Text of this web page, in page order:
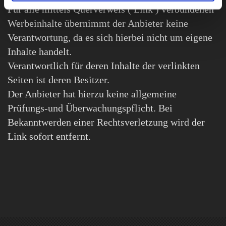
Für alle mittels Querverweis ( Link ) verbundenen
Werbeinhalte übernimmt der Anbieter keine
Verantwortung, da es sich hierbei nicht um eigene
Inhalte handelt.
Verantwortlich für deren Inhalte der verlinkten
Seiten ist deren Besitzer.
Der Anbieter hat hierzu keine allgemeine
Prüfungs-und Überwachungspflicht. Bei
Bekanntwerden einer Rechtsverletzung wird der
Link sofort entfernt.